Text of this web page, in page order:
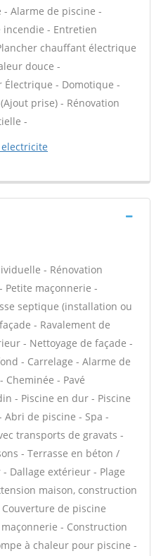
Alarme de piscine -
incendie - Entretien
chauffant électrique
douce -
Électrique - Domotique -
prise) - Rénovation
-
electricite
- Rénovation
Petite maçonnerie -
septique (installation ou
- Ravalement de
- Nettoyage de façade -
- Carrelage - Alarme de
Cheminée - Pavé
- Piscine en dur - Piscine
Abri de piscine - Spa -
transports de gravats -
- Terrasse en béton /
Dallage extérieur - Plage
maison, construction
de piscine
- Construction
à chaleur pour piscine -